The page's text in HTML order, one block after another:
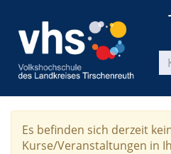
Es befinden sich derzeit
Kurse/Veranstaltungen in